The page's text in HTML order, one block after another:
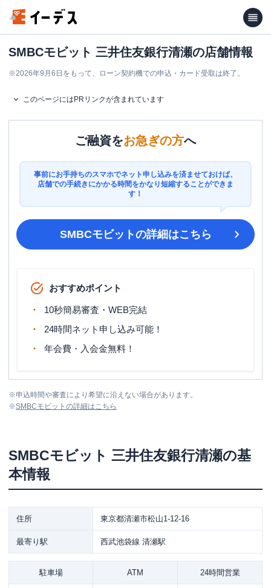
SMBCモビット 三井住友銀行清瀬の店舗情報
※2026年9月6日をもって、ローン契約機での申込・カード受取は終了。
このページにはPRリンクが含まれています
ご融資をお急ぎの方へ
事前にお手持ちのスマホでネット申し込みを済ませておけば、
店舗での手続きにかかる時間をかなり短縮することができま
す！
SMBCモビットの詳細はこちら
おすすめポイント
10秒簡易審査・WEB完結
24時間ネット申し込み可能！
年会費・入会金無料！
※申込時間や審査により希望に沿えない場合があります。
※SMBCモビット の詳細はこちら
SMBCモビット 三井住友銀行清瀬の基
本情報
住所 東京都清瀬市松山1-12-16
最寄り駅 西武池袋線 清瀬駅
駐車場 ATM 24時間営業